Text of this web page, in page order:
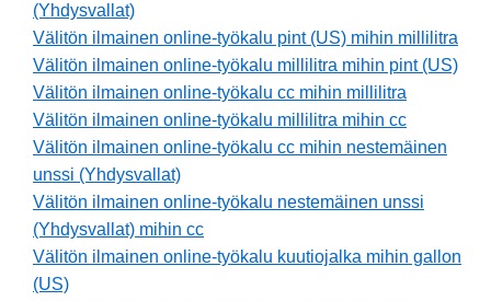
(Yhdysvallat)
Välitön ilmainen online-työkalu pint (US) mihin millilitra
Välitön ilmainen online-työkalu millilitra mihin pint (US)
Välitön ilmainen online-työkalu cc mihin millilitra
Välitön ilmainen online-työkalu millilitra mihin cc
Välitön ilmainen online-työkalu cc mihin nestemäinen
unssi (Yhdysvallat)
Välitön ilmainen online-työkalu nestemäinen unssi
(Yhdysvallat) mihin cc
Välitön ilmainen online-työkalu kuutiojalka mihin gallon
(US)